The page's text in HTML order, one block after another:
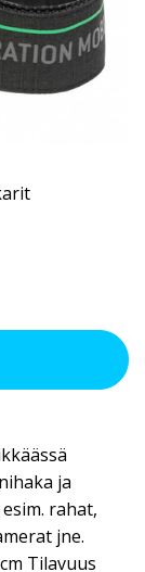
ja
rahat,
jne.
Tilavuus